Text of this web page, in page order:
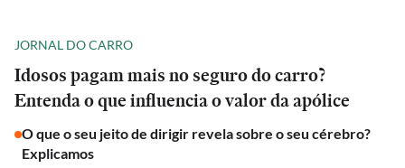
JORNAL DO CARRO
Idosos pagam mais no seguro do carro?
Entenda o que influencia o valor da apólice
O que o seu jeito de dirigir revela sobre o seu cérebro?
Explicamos